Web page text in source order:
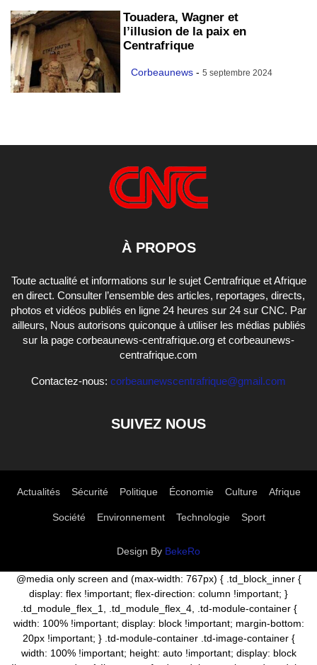
Touadera, Wagner et
l’illusion de la paix en
Centrafrique
Corbeaunews - 5 septembre 2024
À PROPOS
Toute actualité et informations sur le sujet Centrafrique et Afrique
en direct. Consulter l’ensemble des articles, reportages, directs,
photos et vidéos publiés en ligne 24 heures sur 24 sur CNC. Par
ailleurs, Nous autorisons quiconque à utiliser les médias publiés
sur la page corbeaunews-centrafrique.org et corbeaunews-
centrafrique.com
Contactez-nous: corbeaunewscentrafrique@gmail.com
SUIVEZ NOUS
Actualités Sécurité Politique Économie Culture Afrique
Société Environnement Technologie Sport
Design By BekeRo
@media only screen and (max-width: 767px) { .td_block_inner {
display: flex !important; flex-direction: column !important; }
.td_module_flex_1, .td_module_flex_4, .td-module-container {
width: 100% !important; display: block !important; margin-bottom:
20px !important; } .td-module-container .td-image-container {
width: 100% !important; height: auto !important; display: block